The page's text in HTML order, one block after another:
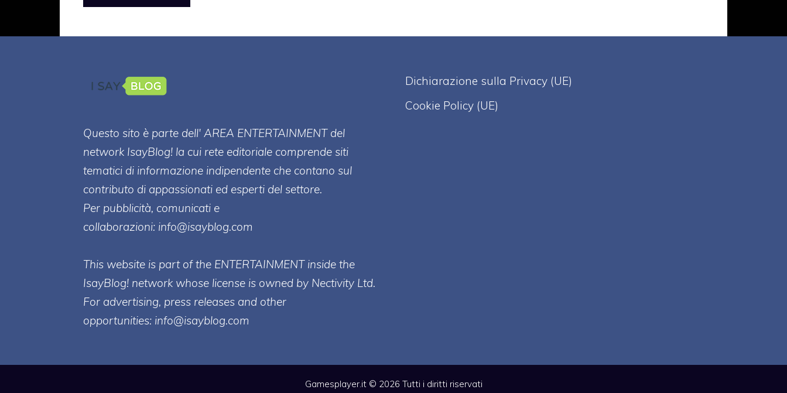
Questo sito è parte dell' AREA ENTERTAINMENT del
network IsayBlog! la cui rete editoriale comprende siti
tematici di informazione indipendente che contano sul
contributo di appassionati ed esperti del settore.
Per pubblicità, comunicati e
collaborazioni: info@isayblog.com
This website is part of the ENTERTAINMENT inside the
IsayBlog! network whose license is owned by Nectivity Ltd.
For advertising, press releases and other
opportunities: info@isayblog.com
Dichiarazione sulla Privacy (UE)
Cookie Policy (UE)
Gamesplayer.it © 2026 Tutti i diritti riservati